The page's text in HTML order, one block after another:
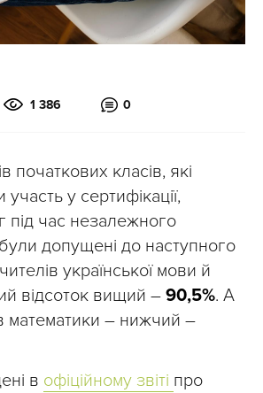
1 386 0
початкових класів, які
у сертифікації,
під час незалежного
допущені до наступного
української мови й
відсоток вищий – 90,5%. А
математики – нижчий –
в офіційному звіті про